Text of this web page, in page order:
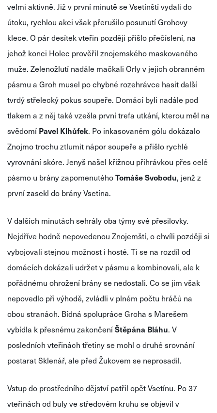
velmi aktivně. Již v první minutě se Vsetínští vydali do
útoku, rychlou akci však přerušilo posunutí Grohovy
klece. O pár desítek vteřin později přišlo přečíslení, na
jehož konci Holec prověřil znojemského maskovaného
muže. Zelenožlutí nadále mačkali Orly v jejich obranném
pásmu a Groh musel po chybné rozehrávce hasit další
tvrdý střelecký pokus soupeře. Domácí byli nadále pod
tlakem a z něj také vzešla první trefa utkání, kterou měl na
svědomí Pavel Klhůfek. Po inkasovaném gólu dokázalo
Znojmo trochu ztlumit nápor soupeře a přišlo rychlé
vyrovnání skóre. Jenyš našel křižnou přihrávkou přes celé
pásmo u brány zapomenutéhoTomáše Svobodu, jenž z
první zasekl do brány Vsetína.
V dalších minutách sehrály oba týmy své přesilovky.
Nejdříve hodně nepovedenou Znojemští, o chvíli později si
vybojovali stejnou možnost i hosté. Ti se na rozdíl od
domácích dokázali udržet v pásmu a kombinovali, ale k
pořádnému ohrožení brány se nedostali. Co se jim však
nepovedlo při výhodě, zvládli v plném počtu hráčů na
obou stranách. Bídná spolupráce Groha s Marešem
vybídla k přesnému zakončeníŠtěpána Bláhu. V
posledních vteřinách třetiny se mohl o druhé srovnání
postarat Sklenář, ale před Žukovem se neprosadil.
Vstup do prostředního dějství patřil opět Vsetínu. Po 37
vteřinách od buly ve středovém kruhu se objevil v